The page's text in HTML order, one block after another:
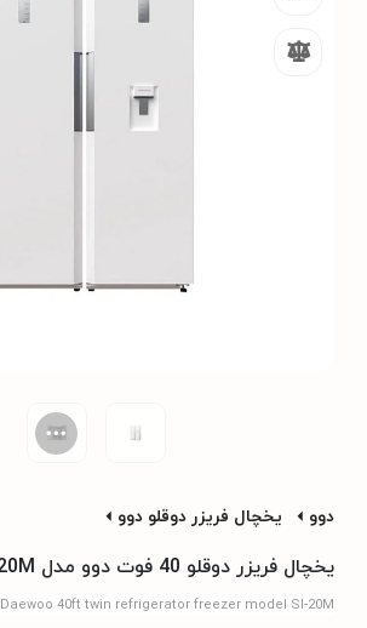
دوو یخچال فریزر دوقلو دوو
یخچال فریزر دوقلو 40 فوت دوو مدل SI-20M
Daewoo 40ft twin refrigerator freezer model SI-20M